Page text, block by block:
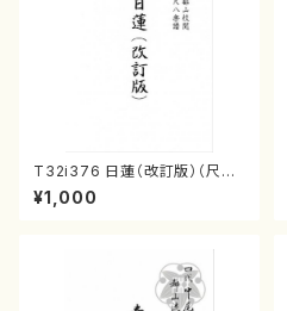
T32i376 日蓮（改訂版）（尺八/
宮城道雄/楽譜）都山流公刊楽譜
曲番:2081
¥1,000